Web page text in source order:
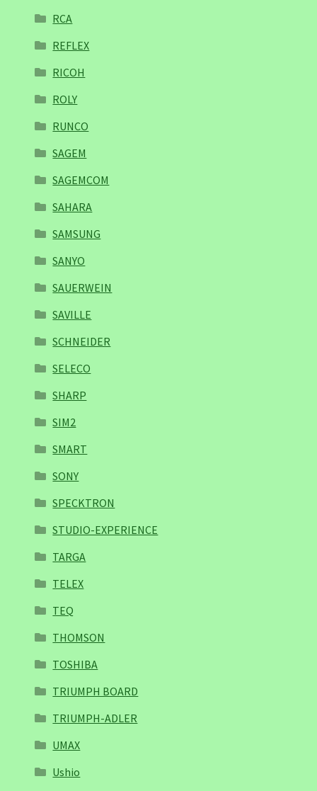
RCA
REFLEX
RICOH
ROLY
RUNCO
SAGEM
SAGEMCOM
SAHARA
SAMSUNG
SANYO
SAUERWEIN
SAVILLE
SCHNEIDER
SELECO
SHARP
SIM2
SMART
SONY
SPECKTRON
STUDIO-EXPERIENCE
TARGA
TELEX
TEQ
THOMSON
TOSHIBA
TRIUMPH BOARD
TRIUMPH-ADLER
UMAX
Ushio